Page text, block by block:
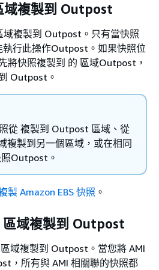
域複製到 Outpost
域複製到 Outpost。只有當快照
執行此操作Outpost。如果快照位
將快照複製到 的 區域Outpost，
Outpost。
從 複製到 Outpost 區域、從
複製到另一個區域，或在相同
Outpost。
製 Amazon EBS 快照 。
區域複製到 Outpost
域複製到 Outpost。當您將 AMI
，所有與 AMI 相關聯的快照都